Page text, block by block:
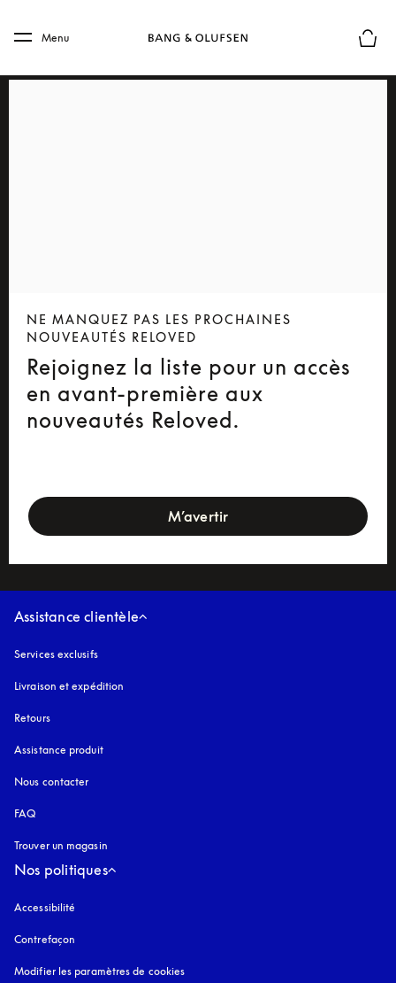
Skip to main footer
Menu
NE MANQUEZ PAS LES PROCHAINES
NOUVEAUTÉS RELOVED
Rejoignez la liste pour un accès
en avant-première aux
nouveautés Reloved.
M’avertir
Assistance clientèle
Services exclusifs
Livraison et expédition
Retours
Assistance produit
Nous contacter
FAQ
Trouver un magasin
Nos politiques
Accessibilité
Contrefaçon
Modifier les paramètres de cookies